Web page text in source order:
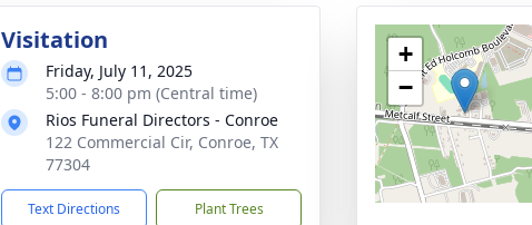
Visitation
Friday, July 11, 2025
5:00 - 8:00 pm (Central time)
Rios Funeral Directors - Conroe
122 Commercial Cir, Conroe, TX
77304
Text Directions Plant Trees
+
−